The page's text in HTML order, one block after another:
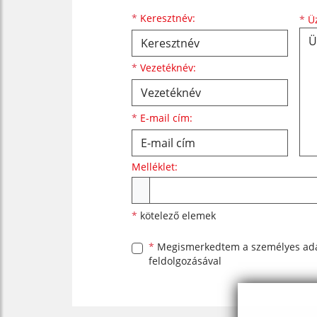
* Keresztnév:
Keresztnév
* Vezetéknév:
Vezetéknév
* E-mail cím:
E-mail cím *
Melléklet:
* kötelező elemek
* Megismerkedtem a személyes
feldolgozásával